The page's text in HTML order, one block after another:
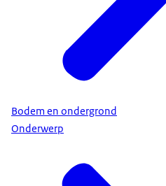
Bodem en ondergrond
Onderwerp